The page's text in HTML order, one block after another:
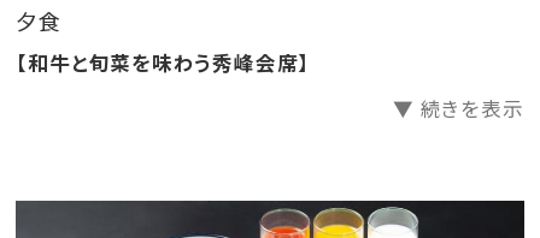
・蓋物 つみれ、イクラ、羽二重蒸し
・強肴 大分和牛しゃぶしゃぶ
・菓子 キウイ、葡萄、苺
夕食
【和牛と旬菜を味わう秀峰会席】
▼ 続きを表示